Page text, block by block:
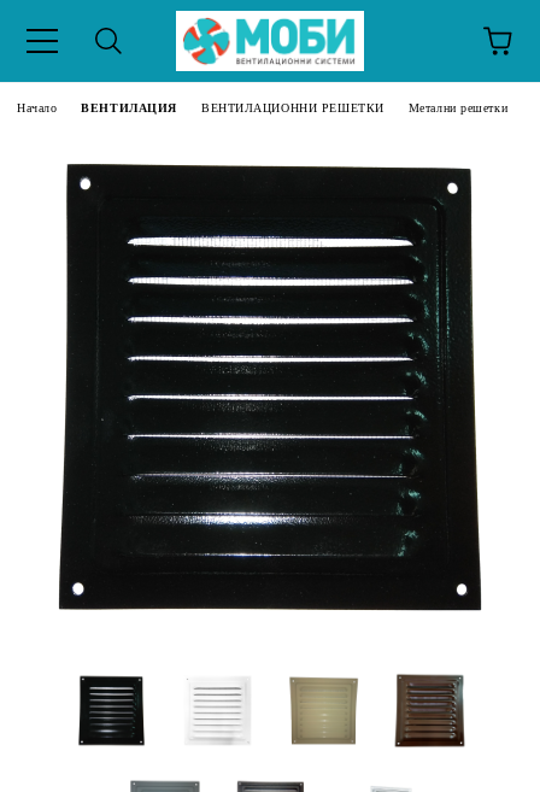
Начало ВЕНТИЛАЦИЯ ВЕНТИЛАЦИОННИ РЕШЕТКИ Метални решетки